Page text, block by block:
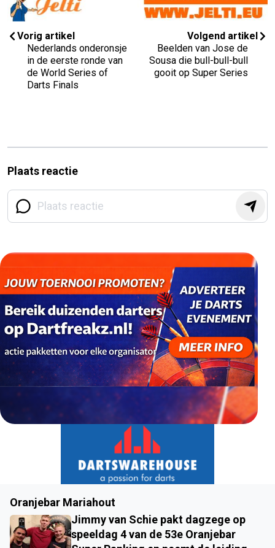
Vorig artikel
Nederlands onderonsje
in de eerste ronde van
de World Series of
Darts Finals
Volgend artikel
Beelden van Jose de
Sousa die bull-bull-bull
gooit op Super Series
Plaats reactie
Oranjebar Mariahout
Jimmy van Schie pakt dagzege op
speeldag 4 van de 53e Oranjebar